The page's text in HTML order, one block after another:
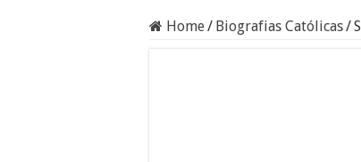
Filme Sagrado
Home/ Biografias Católicas/